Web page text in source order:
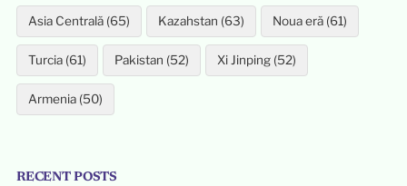
Asia Centrală (65) Kazahstan (63) Noua eră (61)
Turcia (61) Pakistan (52) Xi Jinping (52)
Armenia (50)
RECENT POSTS